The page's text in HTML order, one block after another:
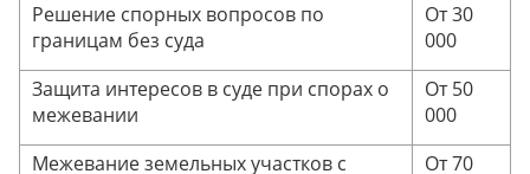
Решение спорных вопросов по
границам без суда
От 30
000
Защита интересов в суде при спорах о
межевании
От 50
000
Межевание земельных участков с
От 70